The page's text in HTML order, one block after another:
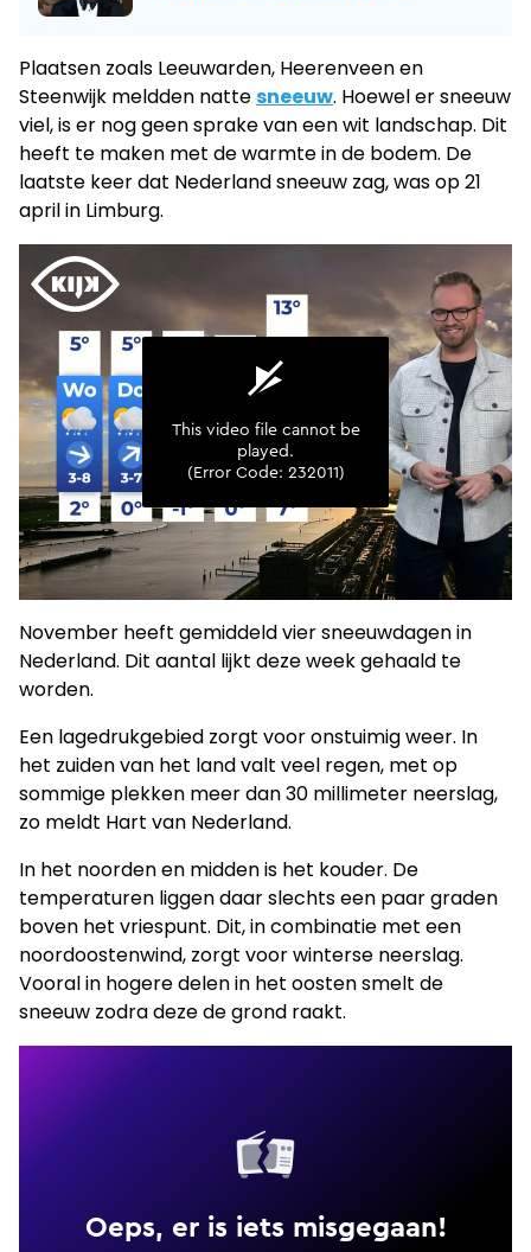
Plaatsen zoals Leeuwarden, Heerenveen en
Steenwijk meldden nattesneeuw. Hoewel er sneeuw
viel, is er nog geen sprake van een wit landschap. Dit
heeft te maken met de warmte in de bodem. De
laatste keer dat Nederland sneeuw zag, was op 21
april in Limburg.
November heeft gemiddeld vier sneeuwdagen in
Nederland. Dit aantal lijkt deze week gehaald te
worden.
Een lagedrukgebied zorgt voor onstuimig weer. In
het zuiden van het land valt veel regen, met op
sommige plekken meer dan 30 millimeter neerslag,
zo meldt Hart van Nederland.
In het noorden en midden is het kouder. De
temperaturen liggen daar slechts een paar graden
boven het vriespunt. Dit, in combinatie met een
noordoostenwind, zorgt voor winterse neerslag.
Vooral in hogere delen in het oosten smelt de
sneeuw zodra deze de grond raakt.